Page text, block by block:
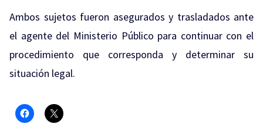
Ambos sujetos fueron asegurados y trasladados ante
el agente del Ministerio Público para continuar con el
procedimiento que corresponda y determinar su
situación legal.